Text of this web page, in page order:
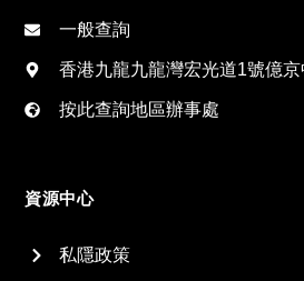
一般查詢
香港九龍九龍灣宏光道1號億
按此查詢地區辦事處
資源中心
私隱政策